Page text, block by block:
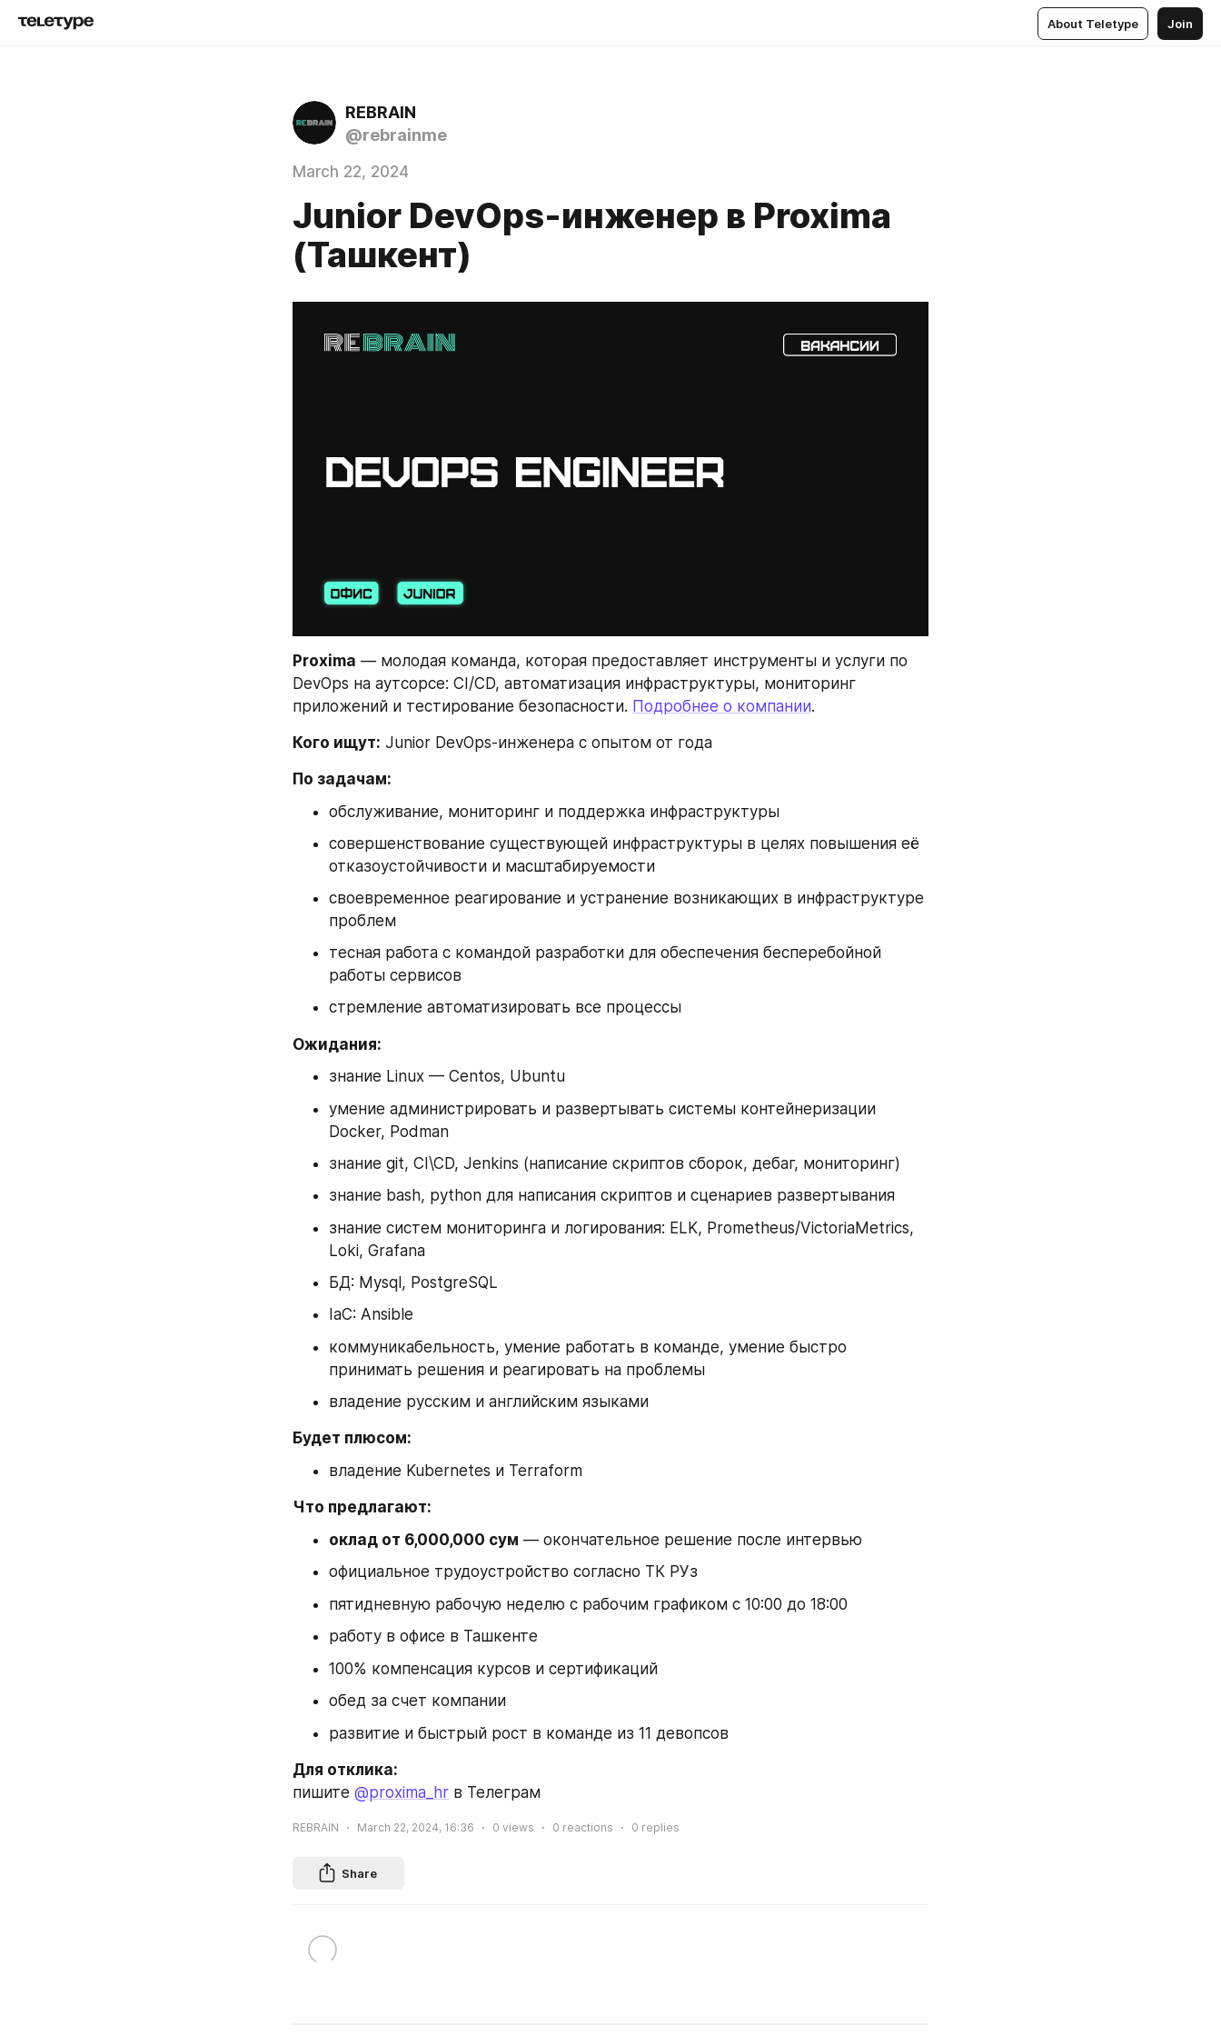
About Teletype Join
REBRAIN
@rebrainme
March 22, 2024
Junior DevOps-инженер в Proxima
(Ташкент)
Proxima — молодая команда, которая предоставляет инструменты и услуги по
DevOps на аутсорсе: CI/CD, автоматизация инфраструктуры, мониторинг
приложений и тестирование безопасности. Подробнее о компании.
Кого ищут: Junior DevOps-инженера с опытом от года
По задачам:
обслуживание, мониторинг и поддержка инфраструктуры
совершенствование существующей инфраструктуры в целях повышения её
отказоустойчивости и масштабируемости
своевременное реагирование и устранение возникающих в инфраструктуре
проблем
тесная работа с командой разработки для обеспечения бесперебойной
работы сервисов
стремление автоматизировать все процессы
Ожидания:
знание Linux — Centos, Ubuntu
умение администрировать и развертывать системы контейнеризации
Docker, Podman
знание git, CI\CD, Jenkins (написание скриптов сборок, дебаг, мониторинг)
знание bash, python для написания скриптов и сценариев развертывания
знание cистем мониторинга и логирования: ELK, Prometheus/VictoriaMetrics,
Loki, Grafana
БД: Mysql, PostgreSQL
IaC: Ansible
коммуникабельность, умение работать в команде, умение быстро
принимать решения и реагировать на проблемы
владение русским и английским языками
Будет плюсом:
владение Kubernetes и Terraform
Что предлагают:
оклад от 6,000,000 сум — окончательное решение после интервью
официальное трудоустройство согласно ТК РУз
пятидневную рабочую неделю с рабочим графиком с 10:00 до 18:00
работу в офисе в Ташкенте
100% компенсация курсов и сертификаций
обед за счет компании
развитие и быстрый рост в команде из 11 девопсов
Для отклика:
пишите @proxima_hr в Телеграм
REBRAIN March 22, 2024, 16:36 0 views 0 reactions 0 replies
Share